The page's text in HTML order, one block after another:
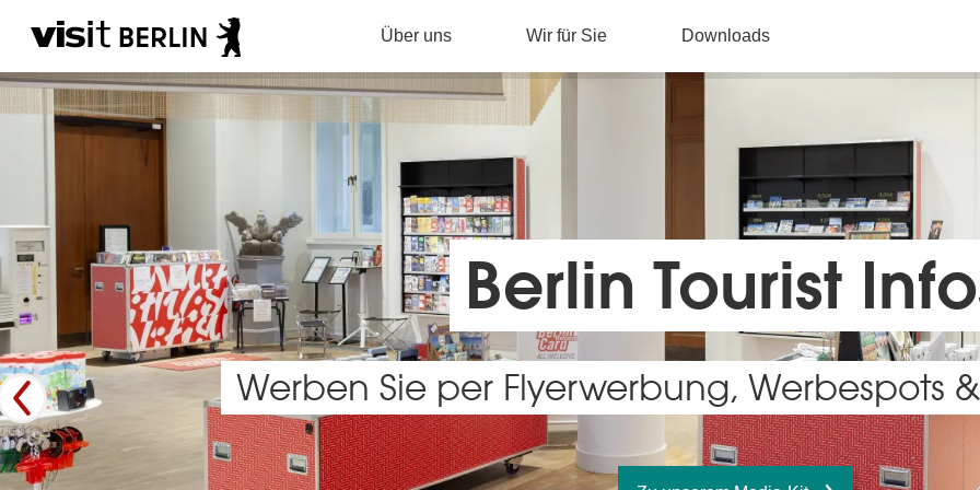
Über uns Wir für Sie Downloads
Berlin Tourist
Werben Sie per Flyerwerbung, Werbespots